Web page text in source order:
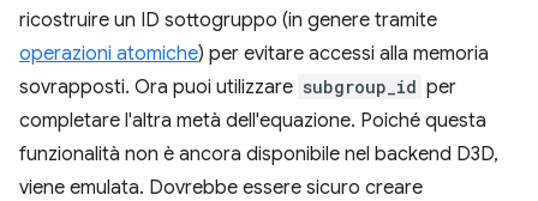
ricostruire un ID sottogruppo (in genere tramite
operazioni atomiche) per evitare accessi alla memoria
sovrapposti. Ora puoi utilizzare subgroup_id per
completare l'altra metà dell'equazione. Poiché questa
funzionalità non è ancora disponibile nel backend D3D,
viene emulata. Dovrebbe essere sicuro creare